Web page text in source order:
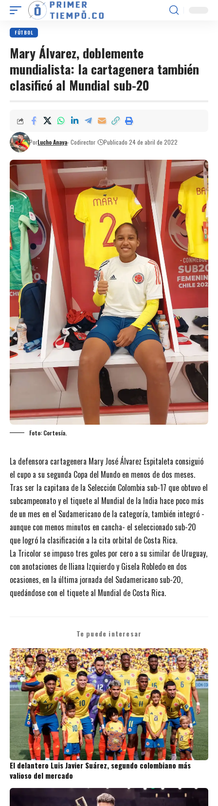
FÚTBOL
Mary Álvarez, doblemente
mundialista: la cartagenera también
clasificó al Mundial sub-20
PorLucho Anaya- Codirector Publicado 24 de abril de 2022
Foto: Cortesía.
La defensora cartagenera Mary José Álvarez Espitaleta consiguió
el cupo a su segunda Copa del Mundo en menos de dos meses.
Tras ser la capitana de la Selección Colombia sub-17 que obtuvo el
subcampeonato y el tiquete al Mundial de la India hace poco más
de un mes en el Sudamericano de la categoría, también integró -
aunque con menos minutos en cancha- el seleccionado sub-20
que logró la clasificación a la cita orbital de Costa Rica.
La Tricolor se impuso tres goles por cero a su similar de Uruguay,
con anotaciones de Iliana Izquierdo y Gisela Robledo en dos
ocasiones, en la última jornada del Sudamericano sub-20,
quedándose con el tiquete al Mundial de Costa Rica.
Te puede interesar
El delantero Luis Javier Suárez, segundo colombiano más
valioso del mercado